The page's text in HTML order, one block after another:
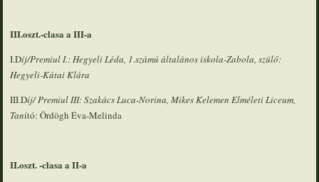
III.oszt.-clasa a III-a
I.Díj/Premiul I.: Hegyeli Léda, 1.számú általános iskola-Zabola, szülő:
Hegyeli-Kátai Klára
III.Díj/ Premiul III: Szakács Luca-Norina, Mikes Kelemen Elméleti Liceum,
Tanító: Ördögh Éva-Melinda
II.oszt. -clasa a II-a